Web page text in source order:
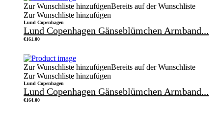
Zur Wunschliste hinzufügenBereits auf der Wunschliste
Zur Wunschliste hinzufügen
Lund Copenhagen
Lund Copenhagen Gänseblümchen Armband...
€161.00
Zur Wunschliste hinzufügenBereits auf der Wunschliste
Zur Wunschliste hinzufügen
Lund Copenhagen
Lund Copenhagen Gänseblümchen Armband...
€164.00